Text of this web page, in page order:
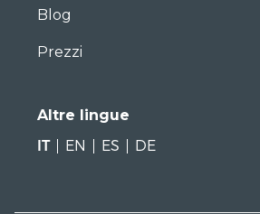
Blog
Prezzi
Altre lingue
IT
EN ES DE